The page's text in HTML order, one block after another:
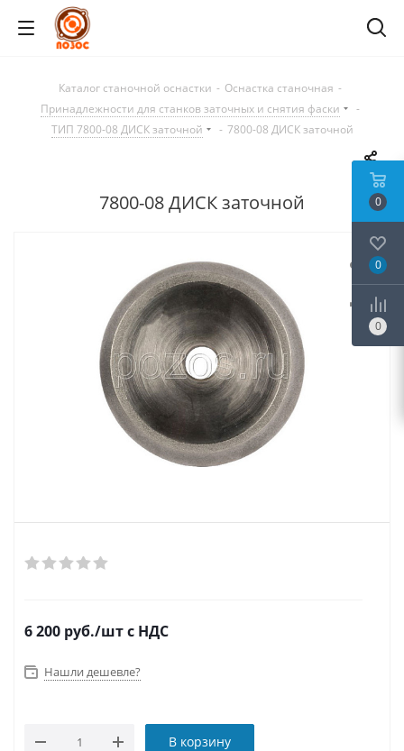
Каталог станочной оснастки - Оснастка станочная -
Принадлежности для станков заточных и снятия фаски
-
ТИП 7800-08 ДИСК заточной
- 7800-08 ДИСК заточной
7800-08 ДИСК заточной
6 200 руб./штс НДС
Нашли дешевле?
В корзину
0
0
0